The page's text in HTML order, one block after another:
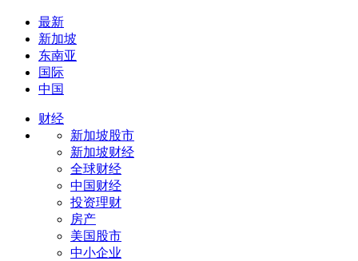
最新
新加坡
东南亚
国际
中国
财经
新加坡股市
新加坡财经
全球财经
中国财经
投资理财
房产
美国股市
中小企业